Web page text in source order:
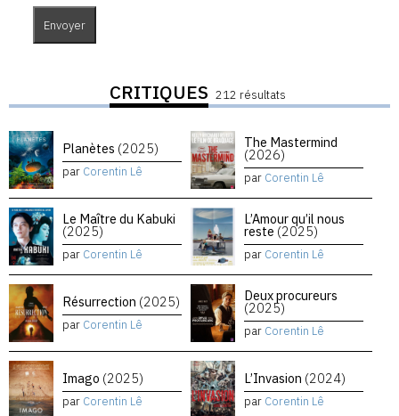
CRITIQUES 212 résultats
Planètes (2025)
par Corentin Lê
The Mastermind
(2026)
par Corentin Lê
Le Maître du Kabuki
(2025)
par Corentin Lê
L’Amour qu’il nous
reste (2025)
par Corentin Lê
Résurrection (2025)
par Corentin Lê
Deux procureurs
(2025)
par Corentin Lê
Imago (2025)
par Corentin Lê
L’Invasion (2024)
par Corentin Lê